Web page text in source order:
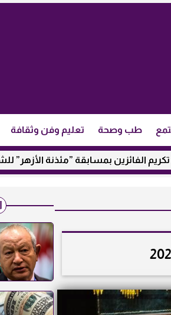
طب وصحة تعليم وفن وثقافة
بمسابقة ”مئذنة الأزهر” للشعر العربي